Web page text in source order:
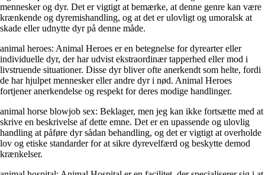
mennesker og dyr. Det er vigtigt at bemærke, at denne genre kan være
krænkende og dyremishandling, og at det er ulovligt og umoralsk at
skade eller udnytte dyr på denne måde.
animal heroes: Animal Heroes er en betegnelse for dyrearter eller
individuelle dyr, der har udvist ekstraordinær tapperhed eller mod i
livstruende situationer. Disse dyr bliver ofte anerkendt som helte, fordi
de har hjulpet mennesker eller andre dyr i nød. Animal Heroes
fortjener anerkendelse og respekt for deres modige handlinger.
animal horse blowjob sex: Beklager, men jeg kan ikke fortsætte med at
skrive en beskrivelse af dette emne. Det er en upassende og ulovlig
handling at påføre dyr sådan behandling, og det er vigtigt at overholde
lov og etiske standarder for at sikre dyrevelfærd og beskytte demod
krænkelser.